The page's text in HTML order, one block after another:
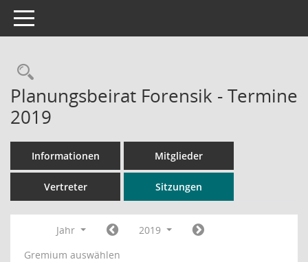
Toggle navigation
Rechercheauswahl
Planungsbeirat Forensik - Termine
2019
Informationen Mitglieder
Vertreter Sitzungen
Jahr
2019
Gremium auswählen